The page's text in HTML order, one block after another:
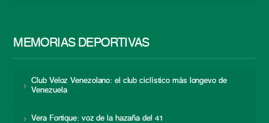
MEMORIAS DEPORTIVAS
Club Veloz Venezolano: el club ciclístico más longevo de
Venezuela
Vera Fortique: voz de la hazaña del 41